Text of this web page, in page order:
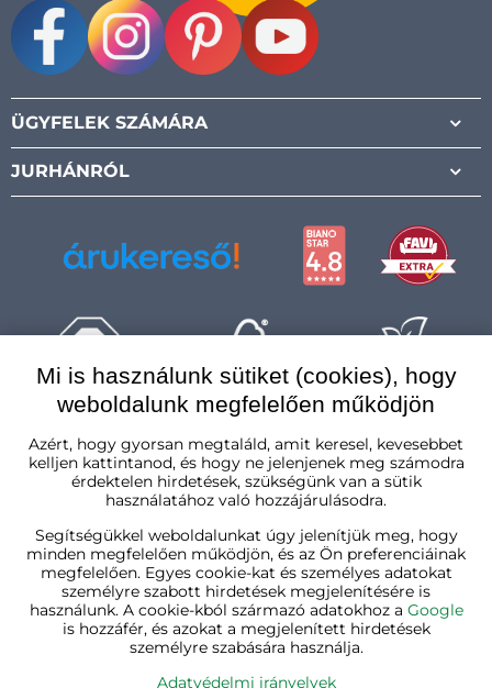
ÜGYFELEK SZÁMÁRA
JURHÁNRÓL
Mi is használunk sütiket (cookies), hogy
weboldalunk megfelelően működjön
Azért, hogy gyorsan megtaláld, amit keresel, kevesebbet
kelljen kattintanod, és hogy ne jelenjenek meg számodra
érdektelen hirdetések, szükségünk van a sütik
használatához való hozzájárulásodra.
Segítségükkel weboldalunkat úgy jelenítjük meg, hogy
minden megfelelően működjön, és az Ön preferenciáinak
megfelelően. Egyes cookie-kat és személyes adatokat
személyre szabott hirdetések megjelenítésére is
használunk. A cookie-kból származó adatokhoz a Google
is hozzáfér, és azokat a megjelenített hirdetések
személyre szabására használja.
Adatvédelmi irányelvek